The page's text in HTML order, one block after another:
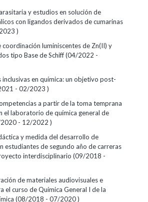
y estudios en solución de
con ligandos derivados de cumarinas
)
luminiscentes de Zn(II) y
tipo Base de Schiff (04/2022 -
inclusivas en química: un objetivo post-
- 02/2023 )
a partir de la toma temprana
el laboratorio de química general de
- 12/2022 )
y medida del desarrollo de
estudiantes de segundo año de carreras
interdisciplinario (09/2018 -
de materiales audiovisuales e
el curso de Química General I de la
(08/2018 - 07/2020 )